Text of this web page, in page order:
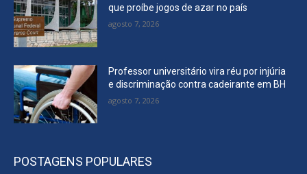
que proíbe jogos de azar no país
agosto 7, 2026
Professor universitário vira réu por injúria
e discriminação contra cadeirante em BH
agosto 7, 2026
POSTAGENS POPULARES